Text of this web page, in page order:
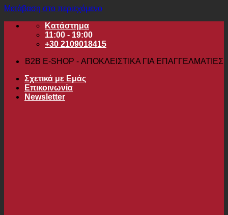
Μετάβαση στο περιεχόμενο
Κατάστημα
11:00 - 19:00
+30 2109018415
B2B Ε-SHOP - ΑΠΟΚΛΕΙΣΤΙΚΑ ΓΙΑ ΕΠΑΓΓΕΛΜΑΤΙΕΣ
Σχετικά με Εμάς
Επικοινωνία
Newsletter